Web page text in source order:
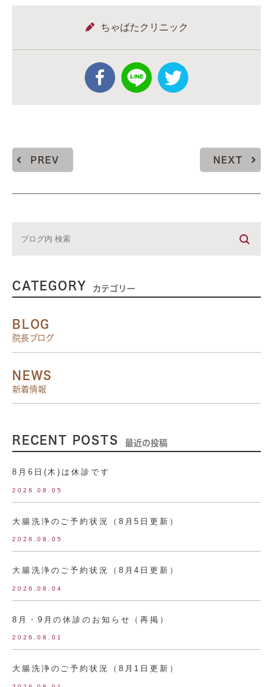
ちゃばたクリニック
PREV NEXT
CATEGORY カテゴリー
BLOG
院長ブログ
NEWS
新着情報
RECENT POSTS 最近の投稿
8月6日(木)は休診です
2026.08.05
大腸洗浄のご予約状況（8月5日更新）
2026.08.05
大腸洗浄のご予約状況（8月4日更新）
2026.08.04
8月・9月の休診のお知らせ（再掲）
2026.08.01
大腸洗浄のご予約状況（8月1日更新）